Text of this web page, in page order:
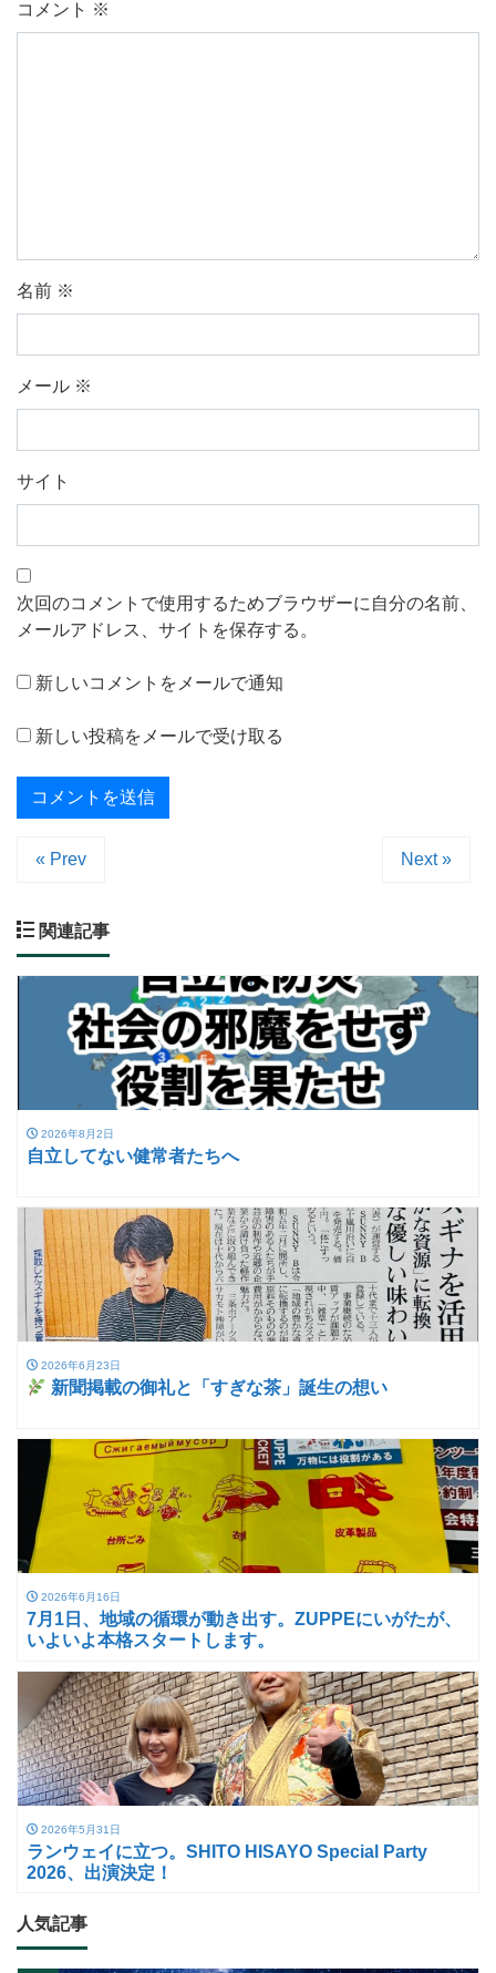
コメント ※
名前 ※
メール ※
サイト
次回のコメントで使用するためブラウザーに自分の名前、
メールアドレス、サイトを保存する。
新しいコメントをメールで通知
新しい投稿をメールで受け取る
« Prev Next »
関連記事
2026年8月2日
自立してない健常者たちへ
2026年6月23日
新聞掲載の御礼と「すぎな茶」誕生の想い
2026年6月16日
7月1日、地域の循環が動き出す。ZUPPEにいがたが、
いよいよ本格スタートします。
2026年5月31日
ランウェイに立つ。SHITO HISAYO Special Party
2026、出演決定！
人気記事